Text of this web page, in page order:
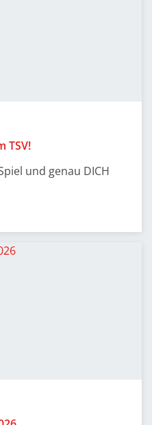
TSV!
und genau DICH